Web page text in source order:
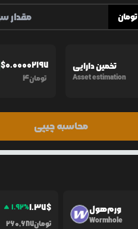
تومان
$0.00002197
4تومان
تخمین دارایی
Asset estimation
محاسبه چیپی
1.92%1.37$
260,687تومان
ورم‌هول
Wormhole